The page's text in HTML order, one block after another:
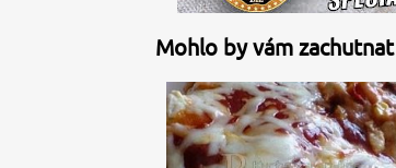
Mohlo by vám zachutnat